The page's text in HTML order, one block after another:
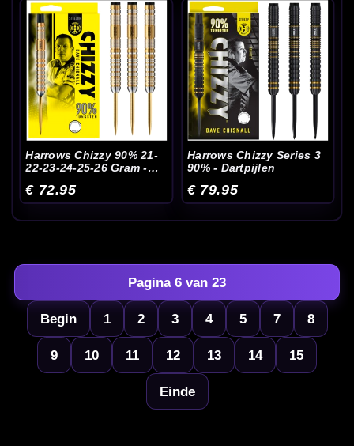
Harrows Chizzy 90% 21-
22-23-24-25-26 Gram -
€ 72.95
Harrows Chizzy Series 3
90% - Dartpijlen
€ 79.95
Begin 1 2 3 4 5
Pagina 6 van 23
7 8
9 10 11 12 13 14 15
Einde